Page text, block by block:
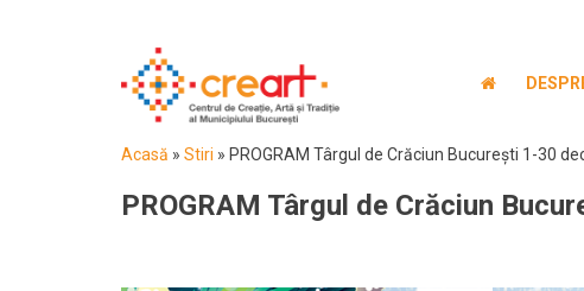
Acasă » Stiri » PROGRAM Târgul de Crăciun București 1-30
PROGRAM Târgul de Crăciun